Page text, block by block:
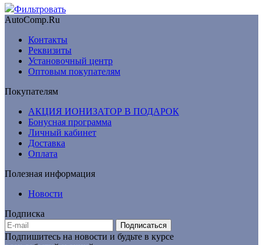
Фильтровать
AutoComp.Ru
Контакты
Реквизиты
Установочный центр
Оптовым покупателям
Покупателям
АКЦИЯ ИОНИЗАТОР В ПОДАРОК
Бонусная программа
Личный кабинет
Доставка
Оплата
Полезная информация
Новости
Подписка
Подписаться
Подпишитесь на новости и будьте в курсе